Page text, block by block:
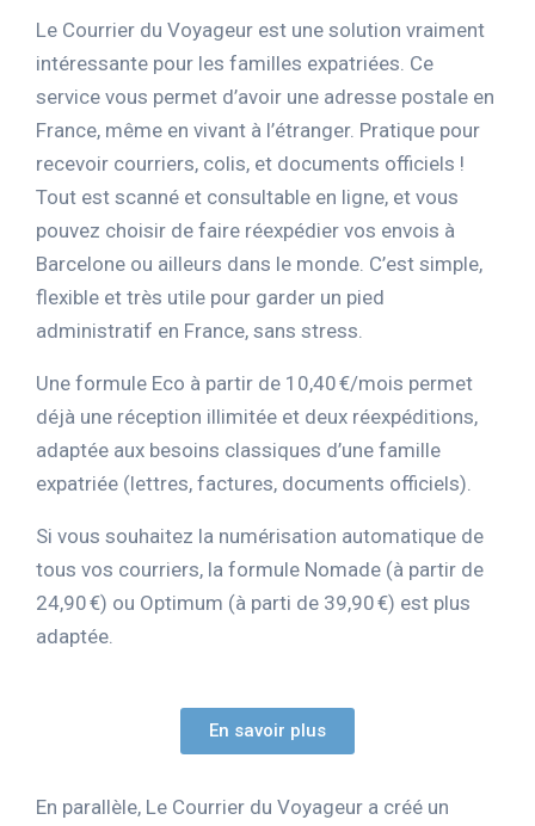
Le Courrier du Voyageur est une solution vraiment
intéressante pour les familles expatriées. Ce
service vous permet d’avoir une adresse postale en
France, même en vivant à l’étranger. Pratique pour
recevoir courriers, colis, et documents officiels !
Tout est scanné et consultable en ligne, et vous
pouvez choisir de faire réexpédier vos envois à
Barcelone ou ailleurs dans le monde. C’est simple,
flexible et très utile pour garder un pied
administratif en France, sans stress.
Une formule Eco à partir de 10,40 €/mois permet
déjà une réception illimitée et deux réexpéditions,
adaptée aux besoins classiques d’une famille
expatriée (lettres, factures, documents officiels).
Si vous souhaitez la numérisation automatique de
tous vos courriers, la formule Nomade (à partir de
24,90 €) ou Optimum (à parti de 39,90 €) est plus
adaptée.
En savoir plus
En parallèle, Le Courrier du Voyageur a créé un